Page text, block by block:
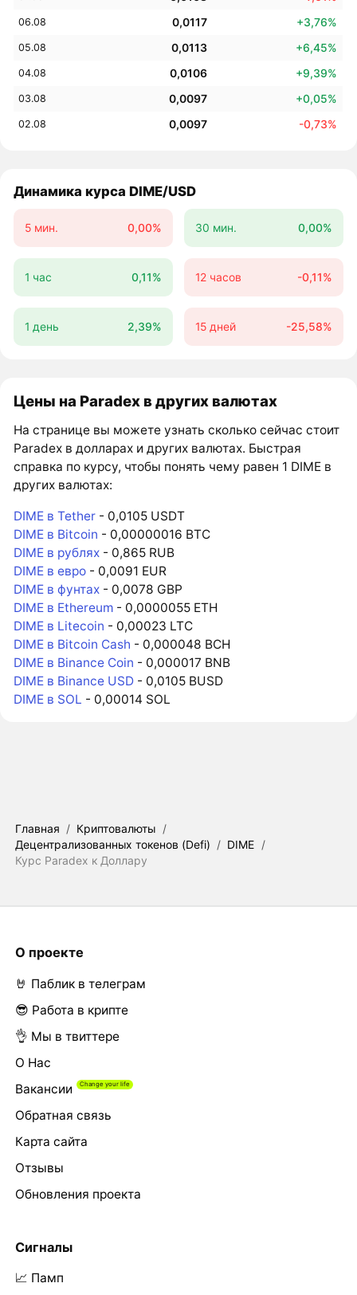
06.08 0,0117 +3,76%
05.08 0,0113 +6,45%
04.08 0,0106 +9,39%
03.08 0,0097 +0,05%
02.08 0,0097 -0,73%
Динамика курса DIME/USD
5 мин. 0,00% 30 мин. 0,00%
1 час 0,11% 12 часов -0,11%
1 день 2,39% 15 дней -25,58%
Цены на Paradex в других валютах
На странице вы можете узнать сколько сейчас стоит
Paradex в долларах и других валютах. Быстрая
справка по курсу, чтобы понять чему равен 1 DIME в
других валютах:
DIME в Tether - 0,0105 USDT
DIME в Bitcoin - 0,00000016 BTC
DIME в рублях - 0,865 RUB
DIME в евро - 0,0091 EUR
DIME в фунтах - 0,0078 GBP
DIME в Ethereum - 0,0000055 ETH
DIME в Litecoin - 0,00023 LTC
DIME в Bitcoin Cash - 0,000048 BCH
DIME в Binance Coin - 0,000017 BNB
DIME в Binance USD - 0,0105 BUSD
DIME в SOL - 0,00014 SOL
Главная / Криптовалюты /
Децентрализованных токенов (Defi) / DIME /
Курс Paradex к Доллару
О проекте
🤘 Паблик в телеграм
😎 Работа в крипте
👌 Мы в твиттере
О Нас
Вакансии
Обратная связь
Карта сайта
Отзывы
Обновления проекта
Сигналы
📈 Памп